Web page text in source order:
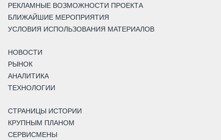
РЕКЛАМНЫЕ ВОЗМОЖНОСТИ ПРОЕКТА
БЛИЖАЙШИЕ МЕРОПРИЯТИЯ
УСЛОВИЯ ИСПОЛЬЗОВАНИЯ МАТЕРИАЛОВ
НОВОСТИ
РЫНОК
АНАЛИТИКА
ТЕХНОЛОГИИ
СТРАНИЦЫ ИСТОРИИ
КРУПНЫМ ПЛАНОМ
СЕРВИСМЕНЫ